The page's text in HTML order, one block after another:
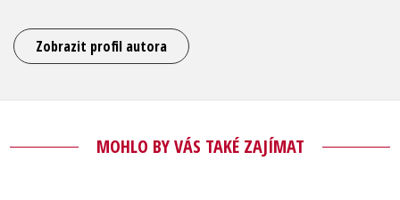
Zobrazit profil autora
MOHLO BY VÁS TAKÉ ZAJÍMAT